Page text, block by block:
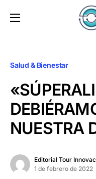
Salud & Bienestar
NUESTRA
Editorial Tour
1 de febrero de 2022